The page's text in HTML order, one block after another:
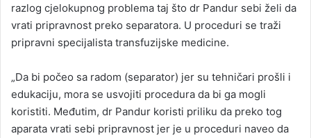
razlog cjelokupnog problema taj što dr Pandur sebi želi da
vrati pripravnost preko separatora. U proceduri se traži
pripravni specijalista transfuzijske medicine.
„Da bi počeo sa radom (separator) jer su tehničari prošli i
edukaciju, mora se usvojiti procedura da bi ga mogli
koristiti. Međutim, dr Pandur koristi priliku da preko tog
aparata vrati sebi pripravnost jer je u proceduri naveo da